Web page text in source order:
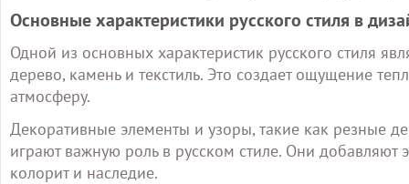
Основные характеристики русского стиля в
Одной из основных характеристик русского стиля
дерево, камень и текстиль. Это создает ощущение
атмосферу.
Декоративные элементы и узоры, такие как резные
играют важную роль в русском стиле. Они добавляют
колорит и наследие.